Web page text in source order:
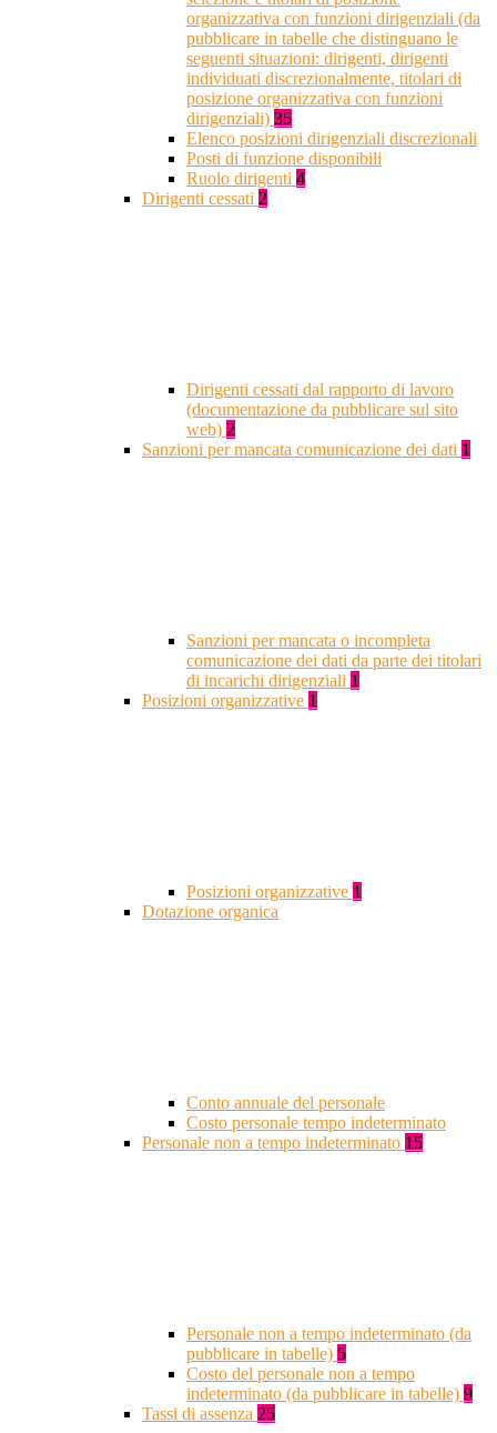
organizzativa con funzioni dirigenziali (da
pubblicare in tabelle che distinguano le
seguenti situazioni: dirigenti, dirigenti
individuati discrezionalmente, titolari di
posizione organizzativa con funzioni
dirigenziali) 35
Elenco posizioni dirigenziali discrezionali
Posti di funzione disponibili
Ruolo dirigenti 4
Dirigenti cessati 2
Dirigenti cessati dal rapporto di lavoro
(documentazione da pubblicare sul sito
web) 2
Sanzioni per mancata comunicazione dei dati 1
Sanzioni per mancata o incompleta
comunicazione dei dati da parte dei titolari
di incarichi dirigenziali 1
Posizioni organizzative 1
Posizioni organizzative 1
Dotazione organica
Conto annuale del personale
Costo personale tempo indeterminato
Personale non a tempo indeterminato 15
Personale non a tempo indeterminato (da
pubblicare in tabelle) 5
Costo del personale non a tempo
indeterminato (da pubblicare in tabelle) 9
Tassi di assenza 25